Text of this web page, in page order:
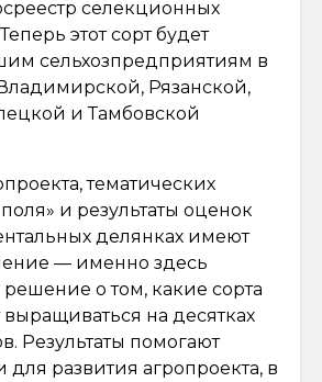
селекционных
этот сорт будет
сельхозпредприятиям в
Рязанской,
и Тамбовской
тематических
и результаты оценок
делянках имеют
— именно здесь
о том, какие сорта
на десятках
Результаты помогают
для развития агропроекта, в